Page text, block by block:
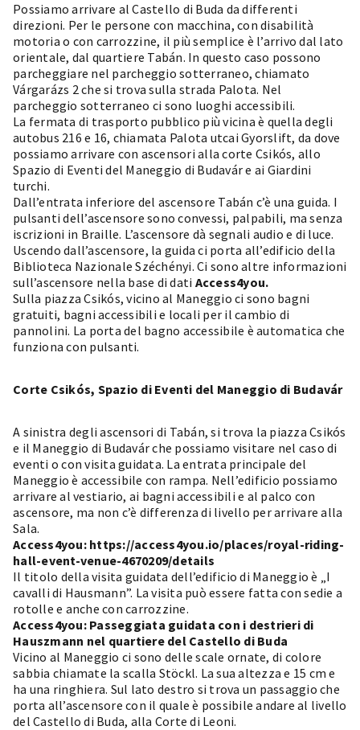
Possiamo arrivare al Castello di Buda da differenti
direzioni. Per le persone con macchina, con disabilità
motoria o con carrozzine, il più semplice è l’arrivo dal lato
orientale, dal quartiere Tabán. In questo caso possono
parcheggiare nel parcheggio sotterraneo, chiamato
Várgarázs 2 che si trova sulla strada Palota. Nel
parcheggio sotterraneo ci sono luoghi accessibili.
La fermata di trasporto pubblico più vicina è quella degli
autobus 216 e 16, chiamata Palota utcai Gyorslift, da dove
possiamo arrivare con ascensori alla corte Csikós, allo
Spazio di Eventi del Maneggio di Budavár e ai Giardini
turchi.
Dall’entrata inferiore del ascensore Tabán c’è una guida. I
pulsanti dell’ascensore sono convessi, palpabili, ma senza
iscrizioni in Braille. L’ascensore dà segnali audio e di luce.
Uscendo dall’ascensore, la guida ci porta all’edificio della
Biblioteca Nazionale Széchényi. Ci sono altre informazioni
sull’ascensore nella base di dati Access4you.
Sulla piazza Csikós, vicino al Maneggio ci sono bagni
gratuiti, bagni accessibili e locali per il cambio di
pannolini. La porta del bagno accessibile è automatica che
funziona con pulsanti.
Corte Csikós, Spazio di Eventi del Maneggio di Budavár
A sinistra degli ascensori di Tabán, si trova la piazza Csikós
e il Maneggio di Budavár che possiamo visitare nel caso di
eventi o con visita guidata. La entrata principale del
Maneggio è accessibile con rampa. Nell’edificio possiamo
arrivare al vestiario, ai bagni accessibili e al palco con
ascensore, ma non c’è differenza di livello per arrivare alla
Sala.
Access4you: https://access4you.io/places/royal-riding-
hall-event-venue-4670209/details
Il titolo della visita guidata dell’edificio di Maneggio è „I
cavalli di Hausmann”. La visita può essere fatta con sedie a
rotolle e anche con carrozzine.
Access4you: Passeggiata guidata con i destrieri di
Hauszmann nel quartiere del Castello di Buda
Vicino al Maneggio ci sono delle scale ornate, di colore
sabbia chiamate la scalla Stöckl. La sua altezza e 15 cm e
ha una ringhiera. Sul lato destro si trova un passaggio che
porta all’ascensore con il quale è possibile andare al livello
del Castello di Buda, alla Corte di Leoni.